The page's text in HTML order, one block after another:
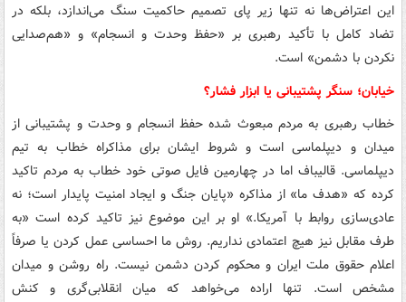
این اعتراض‌ها نه تنها زیر پای تصمیم حاکمیت سنگ می‌اندازد، بلکه در
تضاد کامل با تأکید رهبری بر «حفظ وحدت و انسجام» و «هم‌صدایی
نکردن با دشمن» است.
خیابان؛ سنگر پشتیبانی یا ابزار فشار؟
خطاب رهبری به مردم مبعوث شده حفظ انسجام و وحدت و پشتیبانی از
میدان و دیپلماسی است و شروط ایشان برای مذاکراه خطاب به تیم
دیپلماسی. قالیباف اما در چهارمین فایل صوتی خود خطاب به مردم تاکید
کرده که «هدف ما» از مذاکره «پایان جنگ و ایجاد امنیت پایدار است؛ نه
عادی‌سازی روابط با آمریکا.» او بر این موضوع نیز تاکید کرده است «به
طرف مقابل نیز هیچ اعتمادی نداریم. روش ما احساسی عمل کردن یا صرفاً
اعلام حقوق ملت ایران و محکوم کردن دشمن نیست. راه روشن و میدان
مشخص است. تنها اراده می‌خواهد که میان انقلابی‌گری و کنش